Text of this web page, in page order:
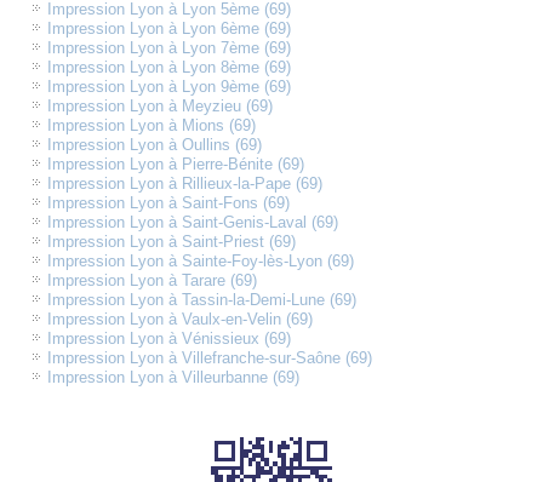
Impression Lyon à Lyon 5ème (69)
Impression Lyon à Lyon 6ème (69)
Impression Lyon à Lyon 7ème (69)
Impression Lyon à Lyon 8ème (69)
Impression Lyon à Lyon 9ème (69)
Impression Lyon à Meyzieu (69)
Impression Lyon à Mions (69)
Impression Lyon à Oullins (69)
Impression Lyon à Pierre-Bénite (69)
Impression Lyon à Rillieux-la-Pape (69)
Impression Lyon à Saint-Fons (69)
Impression Lyon à Saint-Genis-Laval (69)
Impression Lyon à Saint-Priest (69)
Impression Lyon à Sainte-Foy-lès-Lyon (69)
Impression Lyon à Tarare (69)
Impression Lyon à Tassin-la-Demi-Lune (69)
Impression Lyon à Vaulx-en-Velin (69)
Impression Lyon à Vénissieux (69)
Impression Lyon à Villefranche-sur-Saône (69)
Impression Lyon à Villeurbanne (69)